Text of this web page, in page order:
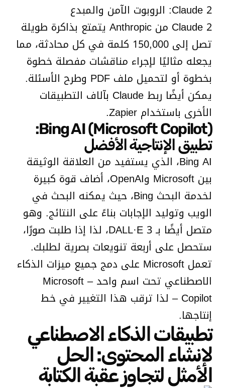
Claude 2: الروبوت الآمن والمبدع
Claude 2 من Anthropic يتمتع بذاكرة طويلة
تصل إلى 150,000 كلمة في كل محادثة، مما
يجعله مثاليًا لإجراء مناقشات مفصلة خطوة
بخطوة أو لتحميل ملف PDF وطرح الأسئلة.
يمكن أيضًا ربط Claude بآلاف التطبيقات
الأخرى باستخدام Zapier.
Bing AI (Microsoft Copilot):
تطبيق الإنتاجية الأفضل
Bing AI، الذي يستفيد من العلاقة الوثيقة
بين Microsoft وOpenAI، أضاف قوة كبيرة
لخدمة البحث Bing، حيث يمكنه البحث في
الويب وتوليد الإجابات بناءً على النتائج. وهو
متصل أيضًا بـ DALL·E 3، لذا إذا طلبت صورًا،
ستحصل على أربعة تنويعات بصرية لطلبك.
تعمل Microsoft على دمج جميع ميزات الذكاء
الاصطناعي تحت اسم واحد – Microsoft
Copilot – لذا ترقب هذا التغيير في خط
إنتاجها.
تطبيقات الذكاء الاصطناعي
لإنشاء المحتوى: الحل
الأمثل لتجاوز عقبة الكتابة